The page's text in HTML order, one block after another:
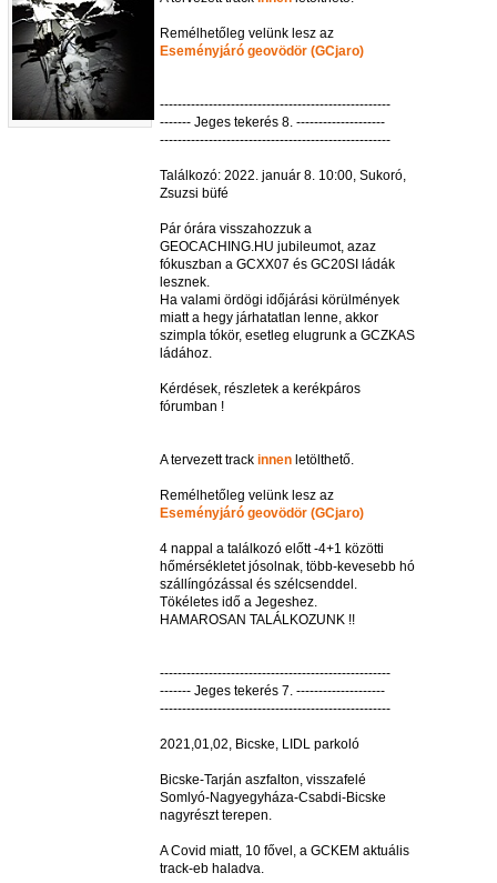
Remélhetőleg velünk lesz az
Eseményjáró geovödör (GCjaro)
----------------------------------------------------
------- Jeges tekerés 8. --------------------
----------------------------------------------------
Találkozó: 2022. január 8. 10:00, Sukoró,
Zsuzsi büfé
Pár órára visszahozzuk a
GEOCACHING.HU jubileumot, azaz
fókuszban a GCXX07 és GC20SI ládák
lesznek.
Ha valami ördögi időjárási körülmények
miatt a hegy járhatatlan lenne, akkor
szimpla tókör, esetleg elugrunk a GCZKAS
ládához.
Kérdések, részletek a kerékpáros
fórumban !
A tervezett trackinnen letölthető.
Remélhetőleg velünk lesz az
Eseményjáró geovödör (GCjaro)
4 nappal a találkozó előtt -4+1 közötti
hőmérsékletet jósolnak, több-kevesebb hó
szállíngózással és szélcsenddel.
Tökéletes idő a Jegeshez.
HAMAROSAN TALÁLKOZUNK !!
----------------------------------------------------
------- Jeges tekerés 7. --------------------
----------------------------------------------------
2021,01,02, Bicske, LIDL parkoló
Bicske-Tarján aszfalton, visszafelé
Somlyó-Nagyegyháza-Csabdi-Bicske
nagyrészt terepen.
A Covid miatt, 10 fővel, a GCKEM aktuális
track-eb haladva.